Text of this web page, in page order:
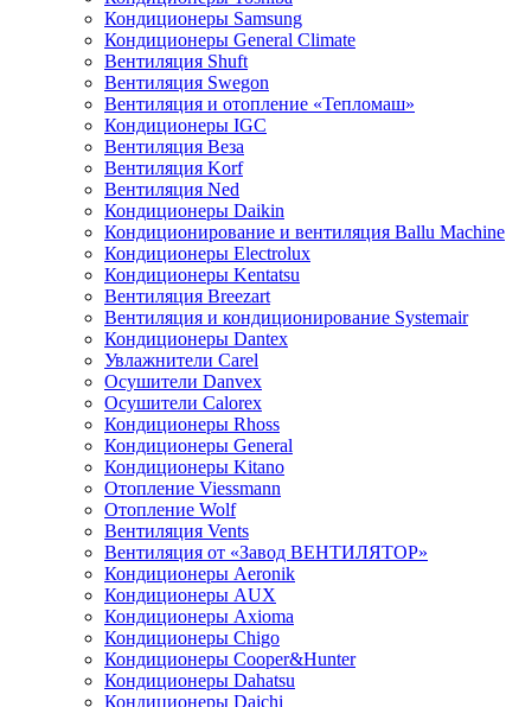
Кондиционеры Samsung
Кондиционеры General Climate
Вентиляция Shuft
Вентиляция Swegon
Вентиляция и отопление «Тепломаш»
Кондиционеры IGC
Вентиляция Веза
Вентиляция Korf
Вентиляция Ned
Кондиционеры Daikin
Кондиционирование и вентиляция Ballu Machine
Кондиционеры Electrolux
Кондиционеры Kentatsu
Вентиляция Breezart
Вентиляция и кондиционирование Systemair
Кондиционеры Dantex
Увлажнители Carel
Осушители Danvex
Осушители Calorex
Кондиционеры Rhoss
Кондиционеры General
Кондиционеры Kitano
Отопление Viessmann
Отопление Wolf
Вентиляция Vents
Вентиляция от «Завод ВЕНТИЛЯТОР»
Кондиционеры Aeronik
Кондиционеры AUX
Кондиционеры Axioma
Кондиционеры Chigo
Кондиционеры Cooper&Hunter
Кондиционеры Dahatsu
Кондиционеры Daichi